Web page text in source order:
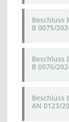
Beschluss
B 0075/
Beschluss
B 0076/
Beschluss
AN 0123/